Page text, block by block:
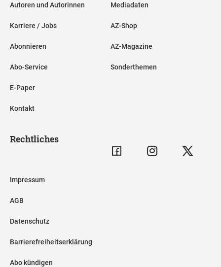
Autoren und Autorinnen
Karriere / Jobs
Abonnieren
Abo-Service
E-Paper
Kontakt
Mediadaten
AZ-Shop
AZ-Magazine
Sonderthemen
Rechtliches
Impressum
AGB
Datenschutz
Barrierefreiheitserklärung
Abo kündigen